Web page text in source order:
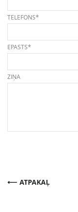
TELEFONS*
EPASTS*
ZIŅA
ATPAKAĻ